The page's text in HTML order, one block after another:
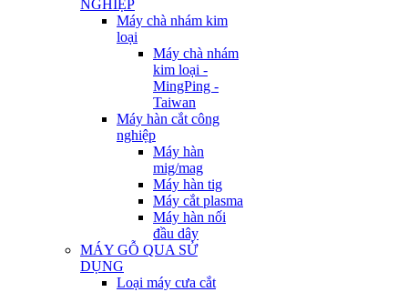
NGHIỆP
Máy chà nhám kim
loại
Máy chà nhám
kim loại -
MingPing -
Taiwan
Máy hàn cắt công
nghiệp
Máy hàn
mig/mag
Máy hàn tig
Máy cắt plasma
Máy hàn nối
đầu dây
MÁY GỖ QUA SỬ
DỤNG
Loại máy cưa cắt